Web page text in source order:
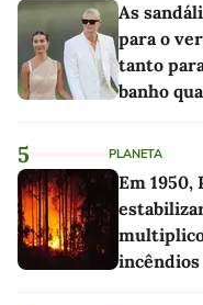
As
para o
tanto
banho
5 PLANETA
Em
incêndios